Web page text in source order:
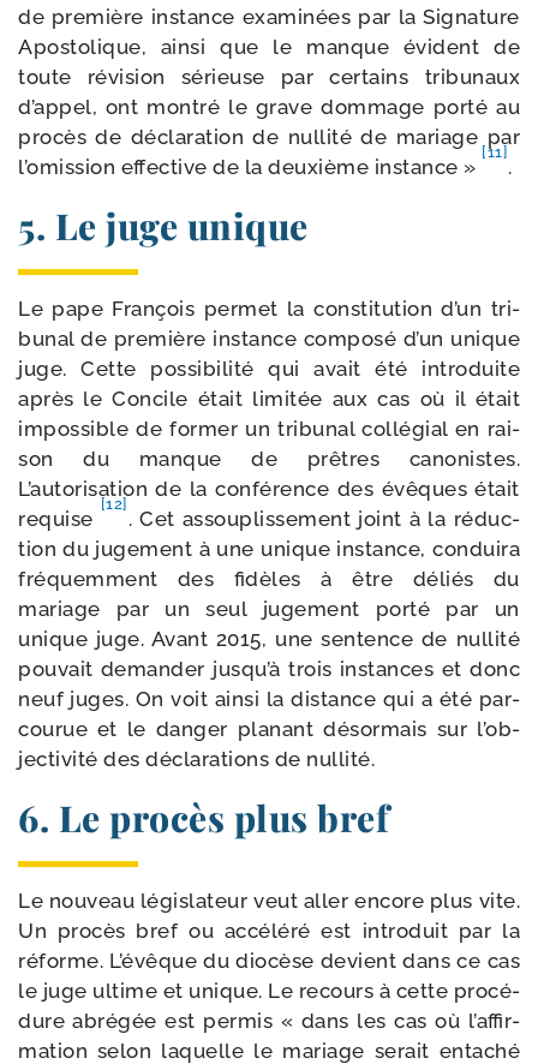
de pre­mière ins­tance exa­mi­nées par la Signature
Apostolique, ain­si que le manque évident de
toute révi­sion sérieuse par cer­tains tri­bu­naux
d’appel, ont mon­tré le grave dom­mage por­té au
pro­cès de décla­ra­tion de nul­li­té de mariage par
l’omission effec­tive de la deuxième ins­tance »
[11]
.
5. Le juge unique
Le pape François per­met la consti­tu­tion d’un tri­
bu­nal de pre­mière ins­tance com­po­sé d’un unique
juge. Cette pos­si­bi­li­té qui avait été intro­duite
après le Concile était limi­tée aux cas où il était
impos­sible de for­mer un tri­bu­nal col­lé­gial en rai­
son du manque de prêtres cano­nistes.
L’autorisation de la confé­rence des évêques était
requise
[12]
. Cet assou­plis­se­ment joint à la réduc­
tion du juge­ment à une unique ins­tance, condui­ra
fré­quem­ment des fidèles à être déliés du
mariage par un seul juge­ment por­té par un
unique juge. Avant 2015, une sen­tence de nul­li­té
pou­vait deman­der jus­qu’à trois ins­tances et donc
neuf juges. On voit ain­si la dis­tance qui a été par­
cou­rue et le dan­ger pla­nant désor­mais sur l’ob­
jec­ti­vi­té des décla­ra­tions de nullité.
6. Le procès plus bref
Le nou­veau légis­la­teur veut aller encore plus vite.
Un pro­cès bref ou accé­lé­ré est intro­duit par la
réforme. L’évêque du dio­cèse devient dans ce cas
le juge ultime et unique. Le recours à cette pro­cé­
dure abré­gée est per­mis « dans les cas où l’af­fir­
ma­tion selon laquelle le mariage serait enta­ché